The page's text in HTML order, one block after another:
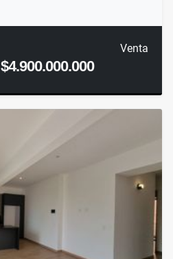
Venta
$4.900.000.000